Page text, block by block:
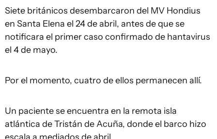
Siete británicos desembarcaron del MV Hondius
en Santa Elena el 24 de abril, antes de que se
notificara el primer caso confirmado de hantavirus
el 4 de mayo.
Por el momento, cuatro de ellos permanecen allí.
Un paciente se encuentra en la remota isla
atlántica de Tristán de Acuña, donde el barco hizo
escala a mediados de abril.